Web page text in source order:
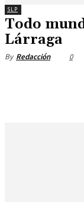
SLP
Todo
Lárraga
By Redacción 0